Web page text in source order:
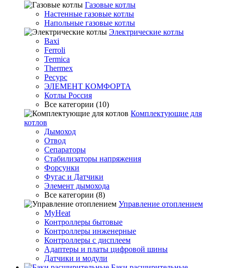
Гaзовые котлы
Настенные газовые котлы
Напольные газовые котлы
Электрические котлы
Baxi
Ferroli
Termica
Thermex
Ресурс
ЭЛЕМЕНТ КОМФОРТА
Котлы Россия
Все категории (10)
Комплектующие для
котлов
Дымоход
Отвод
Сепараторы
Стабилизаторы напряжения
Форсунки
Фугас и Датчики
Элемент дымохода
Все категории (8)
Управление отоплением
MyHeat
Контроллеры бытовые
Контроллеры инженерные
Контроллеры с дисплеем
Адаптеры и платы цифровой шины
Датчики и модули